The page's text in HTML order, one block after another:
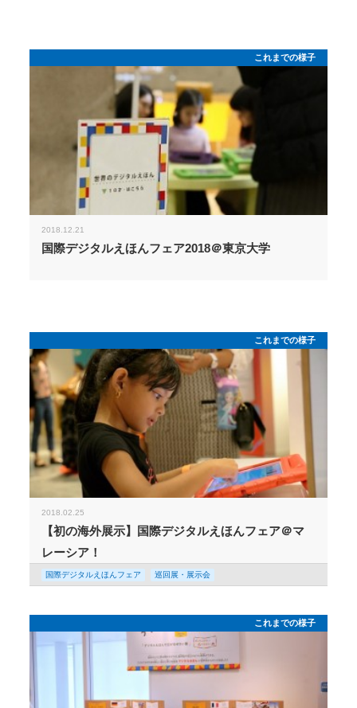
これまでの様子
2018.12.21
国際デジタルえほんフェア2018＠東京大学
これまでの様子
2018.02.25
【初の海外展示】国際デジタルえほんフェア＠マ
レーシア！
国際デジタルえほんフェア 巡回展・展示会
これまでの様子